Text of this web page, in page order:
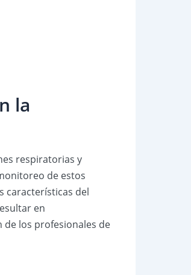
la
respiratorias y
de estos
características del
en
de los profesionales de